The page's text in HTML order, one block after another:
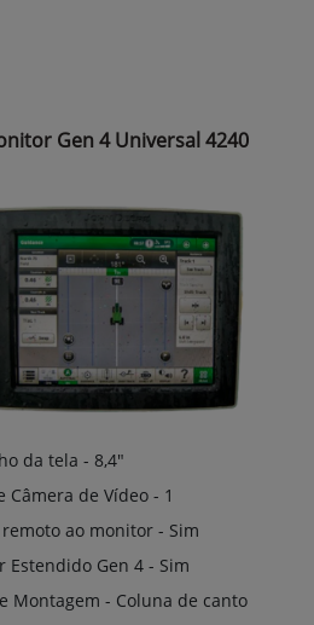
Gen 4 Universal 4240
da tela - 8,4"
Câmera de Vídeo - 1
remoto ao monitor - Sim
Estendido Gen 4 - Sim
Montagem - Coluna de canto